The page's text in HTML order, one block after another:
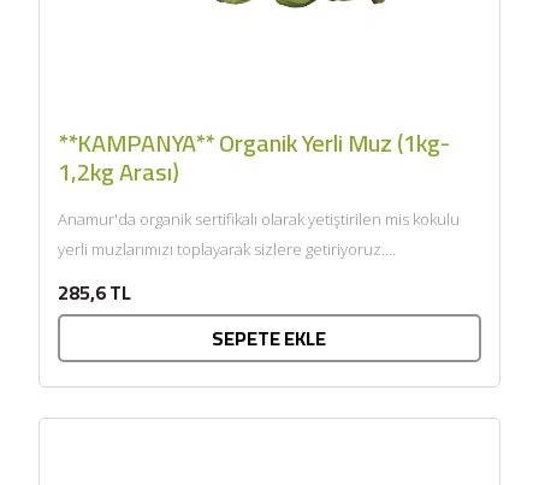
**KAMPANYA** Organik Yerli Muz (1kg-
1,2kg Arası)
Anamur'da organik sertifikalı olarak yetiştirilen mis kokulu
yerli muzlarımızı toplayarak sizlere getiriyoruz....
285,6 TL
SEPETE EKLE